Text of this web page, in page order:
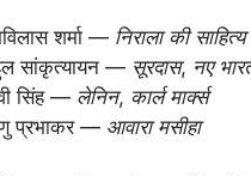
शर्मा — निराला की
सांकृत्यायन — सूरदास, नए
सिंह — लेनिन, कार्ल मार्क्स
प्रभाकर — आवारा मसीहा